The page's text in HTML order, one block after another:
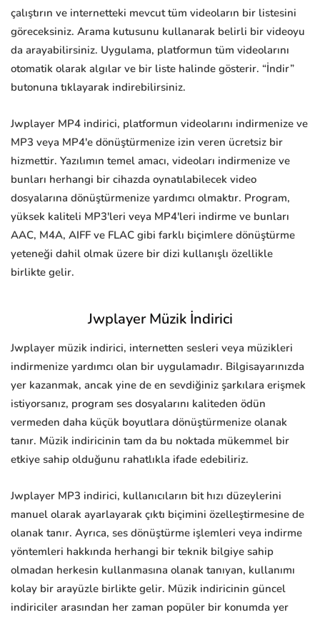
çalıştırın ve internetteki mevcut tüm videoların bir listesini
göreceksiniz. Arama kutusunu kullanarak belirli bir videoyu
da arayabilirsiniz. Uygulama, platformun tüm videolarını
otomatik olarak algılar ve bir liste halinde gösterir. “İndir”
butonuna tıklayarak indirebilirsiniz.
Jwplayer MP4 indirici, platformun videolarını indirmenize ve
MP3 veya MP4'e dönüştürmenize izin veren ücretsiz bir
hizmettir. Yazılımın temel amacı, videoları indirmenize ve
bunları herhangi bir cihazda oynatılabilecek video
dosyalarına dönüştürmenize yardımcı olmaktır. Program,
yüksek kaliteli MP3'leri veya MP4'leri indirme ve bunları
AAC, M4A, AIFF ve FLAC gibi farklı biçimlere dönüştürme
yeteneği dahil olmak üzere bir dizi kullanışlı özellikle
birlikte gelir.
Jwplayer Müzik İndirici
Jwplayer müzik indirici, internetten sesleri veya müzikleri
indirmenize yardımcı olan bir uygulamadır. Bilgisayarınızda
yer kazanmak, ancak yine de en sevdiğiniz şarkılara erişmek
istiyorsanız, program ses dosyalarını kaliteden ödün
vermeden daha küçük boyutlara dönüştürmenize olanak
tanır. Müzik indiricinin tam da bu noktada mükemmel bir
etkiye sahip olduğunu rahatlıkla ifade edebiliriz.
Jwplayer MP3 indirici, kullanıcıların bit hızı düzeylerini
manuel olarak ayarlayarak çıktı biçimini özelleştirmesine de
olanak tanır. Ayrıca, ses dönüştürme işlemleri veya indirme
yöntemleri hakkında herhangi bir teknik bilgiye sahip
olmadan herkesin kullanmasına olanak tanıyan, kullanımı
kolay bir arayüzle birlikte gelir. Müzik indiricinin güncel
indiriciler arasından her zaman popüler bir konumda yer